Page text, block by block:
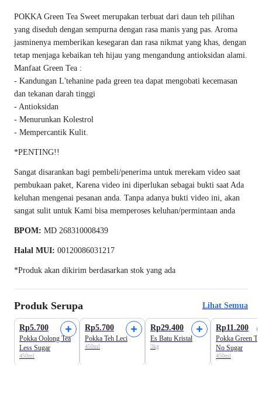
POKKA Green Tea Sweet merupakan terbuat dari daun teh pilihan
yang diseduh dengan sempurna dengan rasa manis yang pas. Aroma
jasminenya memberikan kesegaran dan rasa nikmat yang khas, dengan
tetap menjaga kebaikan teh hijau yang mengandung antioksidan alami.
Manfaat Green Tea :
- Kandungan L'tehanine pada green tea dapat mengobati kecemasan
dan tekanan darah tinggi
- Antioksidan
- Menurunkan Kolestrol
- Mempercantik Kulit.
*PENTING!!
Sangat disarankan bagi pembeli/penerima untuk merekam video saat
pembukaan paket, Karena video ini diperlukan sebagai bukti saat Ada
keluhan mengenai pesanan anda. Tanpa adanya bukti video ini, akan
sangat sulit untuk Kami bisa memperoses keluhan/permintaan anda
BPOM: MD 268310008439
Halal MUI: 00120086031217
*Produk akan dikirim berdasarkan stok yang ada
Produk Serupa Lihat Semua
Rp5.700
Pokka Oolong Tea
Less Sugar
450ml
Rp5.700
Pokka Teh Leci
450ml
Rp29.400
Es Batu Kristal
3kg
Rp11.200
Pokka Green
No Sugar
450ml